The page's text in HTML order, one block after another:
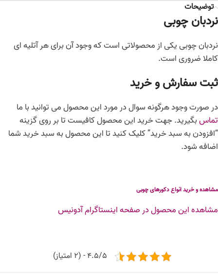
توضیحات
نردبان چوبی
نردبان چوبی یکی از محصولاتی است که وجود آن برای هر آتلیه ای
کاملا ضروری است.
ثبت سفارش و خرید
در صورت وجود هرگونه سوال در مورد این محصول می توانید با ما
تماسبگیرید. جهت خرید این محصول کافیست تا بر روی گزینه
“افزودن به سبد خرید” کلیک کنید تا این محصول به سبد خرید شما
اضافه شود.
مشاهده و خرید انواعدکورهای چوبی
مشاهده این محصول در صفحه اینستاگرام آدونیس
4.5/5 - (2 امتیاز)